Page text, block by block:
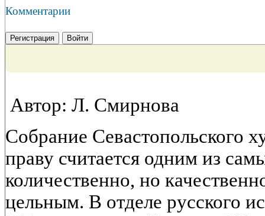
Комментарии
Регистрация Войти
Автор: Л. Смирнова
Собрание Севастопольского
праву считается одним из
количественно, но
цельным. В отделе русского